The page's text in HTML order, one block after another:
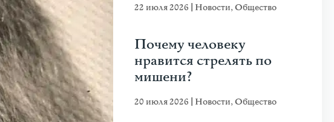
22 июля 2026 Новости,Общество
Почему человеку
нравится стрелять по
мишени?
20 июля 2026 Новости,Общество